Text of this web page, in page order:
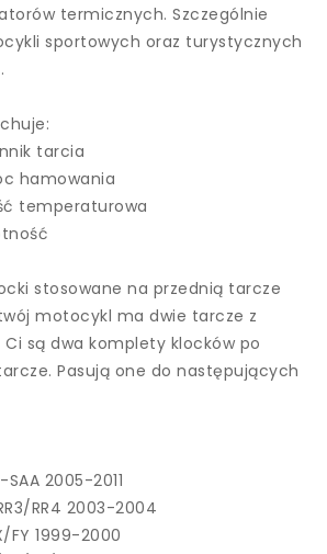
termicznych. Szczególnie
sportowych oraz turystycznych
tarcia
hamowania
temperaturowa
stosowane na przednią tarcze
motocykl ma dwie tarcze z
są dwa komplety klocków po
Pasują one do następujących
2005-2011
RR4 2003-2004
FY 1999-2000